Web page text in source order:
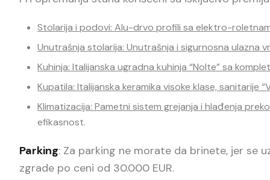
Stolarija i podovi: Alu-drvo profili sa elektro-
Unutrašnja stolarija: Unutrašnja i sigurnosna ulazna
Kuhinja: Italijanska ugradna kuhinja “Nolte” sa
Kupatila: Italijanska keramika visoke klase, sanitarije
Klimatizacija: Pametni sistem grejanja i hlađenja
efikasnost.
Parking: Za parking ne morate da brinete, jer se
zgrade po ceni od 30.000 EUR.